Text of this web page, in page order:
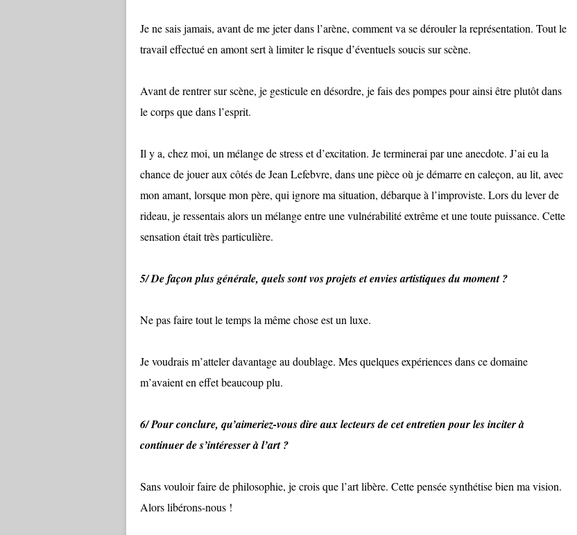
Je ne sais jamais, avant de me jeter dans l’arène, comment va se dérouler la représentation. Tout le
travail effectué en amont sert à limiter le risque d’éventuels soucis sur scène.
Avant de rentrer sur scène, je gesticule en désordre, je fais des pompes pour ainsi être plutôt dans
le corps que dans l’esprit.
Il y a, chez moi, un mélange de stress et d’excitation. Je terminerai par une anecdote. J’ai eu la
chance de jouer aux côtés de Jean Lefebvre, dans une pièce où je démarre en caleçon, au lit, avec
mon amant, lorsque mon père, qui ignore ma situation, débarque à l’improviste. Lors du lever de
rideau, je ressentais alors un mélange entre une vulnérabilité extrême et une toute puissance. Cette
sensation était très particulière.
5/ De façon plus générale, quels sont vos projets et envies artistiques du moment ?
Ne pas faire tout le temps la même chose est un luxe.
Je voudrais m’atteler davantage au doublage. Mes quelques expériences dans ce domaine
m’avaient en effet beaucoup plu.
6/ Pour conclure, qu’aimeriez-vous dire aux lecteurs de cet entretien pour les inciter à
continuer de s’intéresser à l’art ?
Sans vouloir faire de philosophie, je crois que l’art libère. Cette pensée synthétise bien ma vision.
Alors libérons-nous !